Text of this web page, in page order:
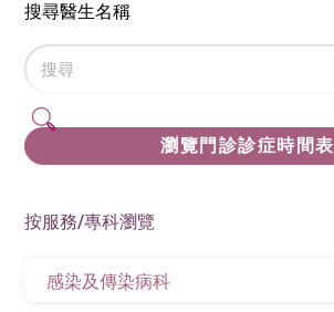
搜尋醫生名稱
瀏覽門診診症時間表
按服務/專科瀏覽
感染及傳染病科